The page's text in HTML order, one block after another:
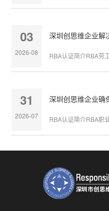
03
2026-08 RBA认证简介RBA劳
31
2026-07 RBA认证简介RBA职